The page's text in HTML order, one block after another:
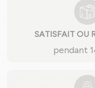
SATISFAIT OU
pendant